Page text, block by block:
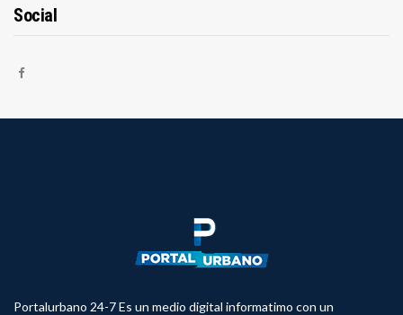
Social
Portalurbano 24-7 Es un medio digital informatimo con un